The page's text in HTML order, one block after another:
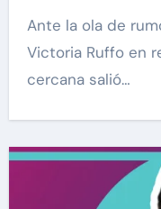
Ante la ola de rumores que han perseguido a
Victoria Ruffo en
cercana salió…